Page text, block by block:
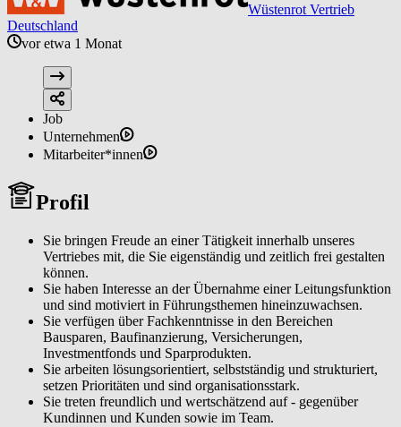
Wüstenrot Vertrieb
Deutschland
vor etwa 1 Monat
Job
Unternehmen
Mitarbeiter*innen
Profil
Sie bringen Freude an einer Tätigkeit innerhalb unseres
Vertriebes mit, die Sie eigenständig und zeitlich frei gestalten
können.
Sie haben Interesse an der Übernahme einer Leitungsfunktion
und sind motiviert in Führungsthemen hineinzuwachsen.
Sie verfügen über Fachkenntnisse in den Bereichen
Bausparen, Baufinanzierung, Versicherungen,
Investmentfonds und Sparprodukten.
Sie arbeiten lösungsorientiert, selbstständig und strukturiert,
setzen Prioritäten und sind organisationsstark.
Sie treten freundlich und wertschätzend auf - gegenüber
Kundinnen und Kunden sowie im Team.